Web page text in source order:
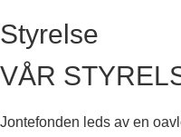
Styrelse
VÅR
Jontefonden leds av en